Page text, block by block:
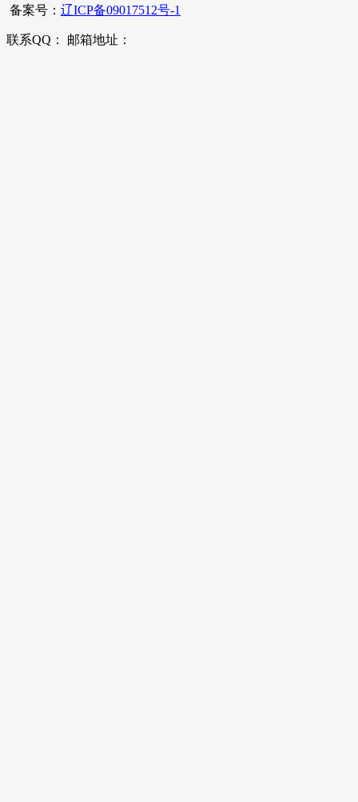
备案号： 辽ICP备09017512号-1
联系QQ： 邮箱地址：